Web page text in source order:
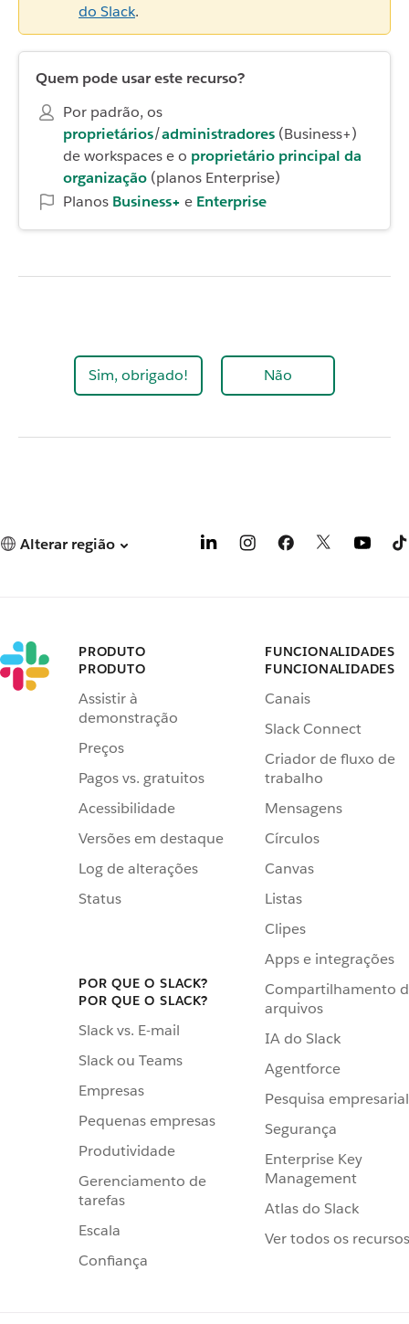
do Slack.
Quem pode usar este recurso?
Por padrão, os
proprietários/administradores (Business+)
de workspaces e o proprietário principal da
organização (planos Enterprise)
Planos Business+ e Enterprise
Sim, obrigado! Não
Alterar região
PRODUTO
PRODUTO
Assistir à
demonstração
Preços
Pagos vs. gratuitos
Acessibilidade
Versões em destaque
Log de alterações
Status
POR QUE O SLACK?
POR QUE O SLACK?
Slack vs. E-mail
Slack ou Teams
Empresas
Pequenas empresas
Produtividade
Gerenciamento de
tarefas
Escala
Confiança
FUNCIONALIDADES
FUNCIONALIDADES
Canais
Slack Connect
Criador de fluxo de
trabalho
Mensagens
Círculos
Canvas
Listas
Clipes
Apps e integrações
Compartilhamento
arquivos
IA do Slack
Agentforce
Pesquisa empresarial
Segurança
Enterprise Key
Management
Atlas do Slack
Ver todos os recursos